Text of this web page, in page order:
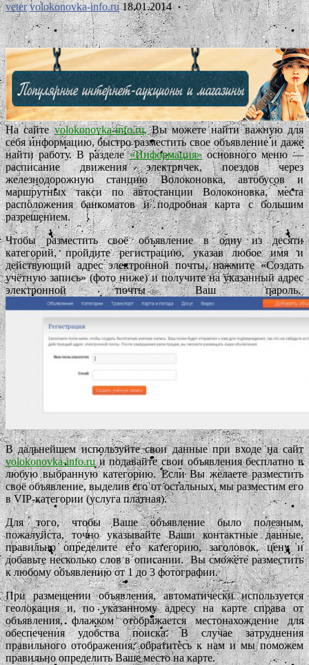
veter volokonovka-info.ru 18.01.2014
На сайте volokonovka-info.ru,Вы можете найти важную для
себя информацию, быстро разместить свое объявление и даже
найти работу. В разделе«Информация»основного меню —
расписание движения электричек, поездов через
железнодорожную станцию Волоконовка, автобусов и
маршрутных такси по автостанции Волоконовка, места
расположения банкоматов и подробная карта с большим
разрешением.
Чтобы разместить своё объявление в одну из десяти
категорий, пройдите регистрацию, указав любое имя и
действующий адрес электронной почты, нажмите «Создать
учётную запись» (фото ниже) и получите на указанный адрес
электронной почты Ваш пароль.
В дальнейшем используйте свои данные при входе на сайт
volokonovka-info.ruи подавайте свои объявления бесплатно в
любую выбранную категорию. Если Вы желаете разместить
своё объявление, выделив его от остальных, мы разместим его
в VIP-категории (услуга платная).
Для того, чтобы Ваше объявление было полезным,
пожалуйста, точно указывайте Ваши контактные данные,
правильно определите его категорию, заголовок, цену и
добавьте несколько слов в описании. Вы сможете разместить
к любому объявлению от 1 до 3 фотографии.
При размещении объявления, автоматически используется
геолокация и, по указанному адресу на карте справа от
объявления, флажком отображается местонахождение для
обеспечения удобства поиска. В случае затруднения
правильного отображения, обратитесь к нам и мы поможем
правильно определить Ваше место на карте.